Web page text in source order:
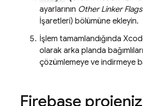
ayarlarının Other Linker Flags
İşaretleri) bölümüne ekleyin.
İşlem tamamlandığında
olarak arka planda
çözümlemeye ve indirmeye
Firebase